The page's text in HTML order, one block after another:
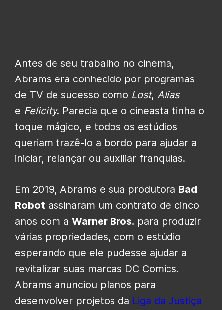
Antes de seu trabalho no cinema,
Abrams era conhecido por programas
de TV de sucesso como Lost, Alias​​
e Felicity. Parecia que o cineasta tinha o
toque mágico, e todos os estúdios
queriam trazê-lo a bordo para ajudar a
iniciar, relançar ou auxiliar franquias.
Em 2019, Abrams e sua produtora Bad
Robot assinaram um contrato de cinco
anos com a Warner Bros. para produzir
várias propriedades, com o estúdio
esperando que ele pudesse ajudar a
revitalizar suas marcas DC Comics.
Abrams anunciou planos para
desenvolver projetos da Liga da Justiça